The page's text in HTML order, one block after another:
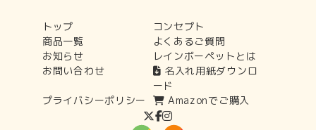
トップ
コンセプト
商品一覧
よくあるご質問
お知らせ
レインボーペットとは
お問い合わせ
名入れ用紙ダウンロ
ード
プライバシーポリシー
Amazonでご購入